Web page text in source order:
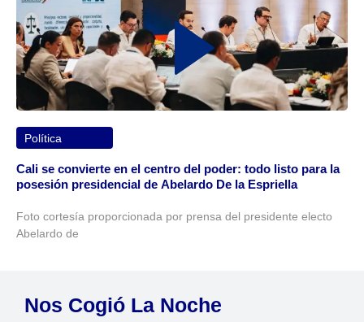
Política
Cali se convierte en el centro del poder: todo listo para la
posesión presidencial de Abelardo De la Espriella
Foto cortesía proporcionada por prensa del presidente electo
Abelardo de
Nos Cogió La Noche